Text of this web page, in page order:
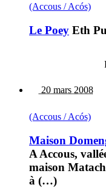
(Accous / Acós)
Le Poey Eth
20 mars 2008
(Accous / Acós)
Maison
A Accous,
maison
à (…)